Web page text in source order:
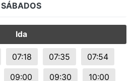
SÁBADOS
Ida
07:18 07:35
07:54
09:00 09:30 10:00